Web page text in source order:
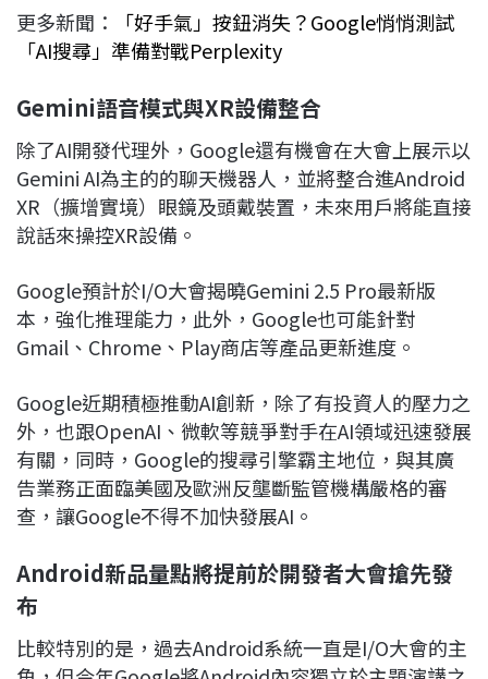
更多新聞：
「好手氣」按鈕消失？Google悄悄測試
「AI搜尋」準備對戰Perplexity
Gemini語音模式與XR設備整合
除了AI開發代理外，Google還有機會在大會上展示以
Gemini AI為主的的聊天機器人，並將整合進Android
XR（擴增實境）眼鏡及頭戴裝置，未來用戶將能直接
說話來操控XR設備。
Google預計於I/O大會揭曉Gemini 2.5 Pro最新版
本，強化推理能力，此外，Google也可能針對
Gmail、Chrome、Play商店等產品更新進度。
Google近期積極推動AI創新，除了有投資人的壓力之
外，也跟OpenAI、微軟等競爭對手在AI領域迅速發展
有關，同時，Google的搜尋引擎霸主地位，與其廣
告業務正面臨美國及歐洲反壟斷監管機構嚴格的審
查，讓Google不得不加快發展AI。
Android新品量點將提前於開發者大會搶先發
布
比較特別的是，過去Android系統一直是I/O大會的主